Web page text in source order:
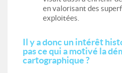
en valorisant des
exploitées.
Il y a donc un intérêt
pas ce qui a motivé la
cartographique ?